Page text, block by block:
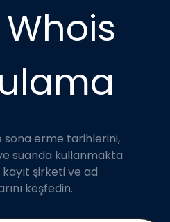
sona erme tarihlerini,
suanda kullanmakta
şirketi ve ad
keşfedin.